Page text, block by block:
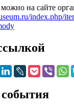
на сайте
index.php/